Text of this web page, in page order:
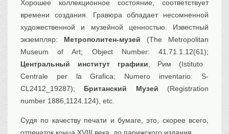
Хорошее коллекционное состояние, соответствует
времени создания. Гравюра обладает несомненной
художественной и музейной ценностью. Известный
экземпляр: Метрополитен-музей (The Metropolitan
Museum of Art; Object Number: 41.71.1.12(61);
Центральный институт графики , Рим (Istituto
Centrale per la Grafica; Numero inventario: S-
CL2412_19287); Британский Музей (Registration
number 1886,1124.124), etc.
Судя по качеству печати и бумаге, это, скорее всего,
отпечаток конца XVIII века, до парижского издания.